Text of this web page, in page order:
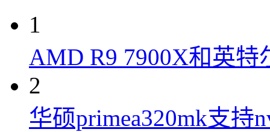
1
AMD R9 7900X和英特
2
华硕primea320mk支持